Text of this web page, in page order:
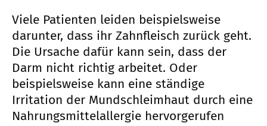
Viele Patienten leiden beispielsweise
darunter, dass ihr Zahnfleisch zurück geht.
Die Ursache dafür kann sein, dass der
Darm nicht richtig arbeitet. Oder
beispielsweise kann eine ständige
Irritation der Mundschleimhaut durch eine
Nahrungsmittelallergie hervorgerufen